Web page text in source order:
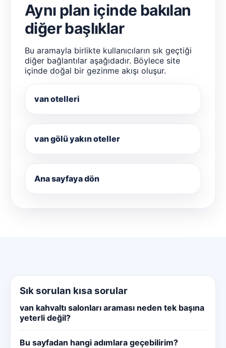
Aynı plan içinde bakılan
diğer başlıklar
Bu aramayla birlikte kullanıcıların sık geçtiği
diğer bağlantılar aşağıdadır. Böylece site
içinde doğal bir gezinme akışı oluşur.
van otelleri
van gölü yakın oteller
Ana sayfaya dön
Sık sorulan kısa sorular
van kahvaltı salonları araması neden tek başına
yeterli değil?
Bu sayfadan hangi adımlara geçebilirim?